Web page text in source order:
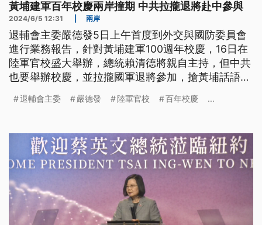
黃埔建軍百年校慶兩岸撞期 中共拉攏退將赴中參與
2024/6/5 12:31 兩岸
退輔會主委嚴德發5日上午首度到外交與國防委員會
進行業務報告，針對黃埔建軍100週年校慶，16日在
陸軍官校盛大舉辦，總統賴清德將親自主持，但中共
也要舉辦校慶，並拉攏國軍退將參加，搶黃埔話語
不超過百人，且鳳山的陸軍官校才是正統，預估會有
退輔會主委 嚴德發 陸軍官校 百年校慶 ...